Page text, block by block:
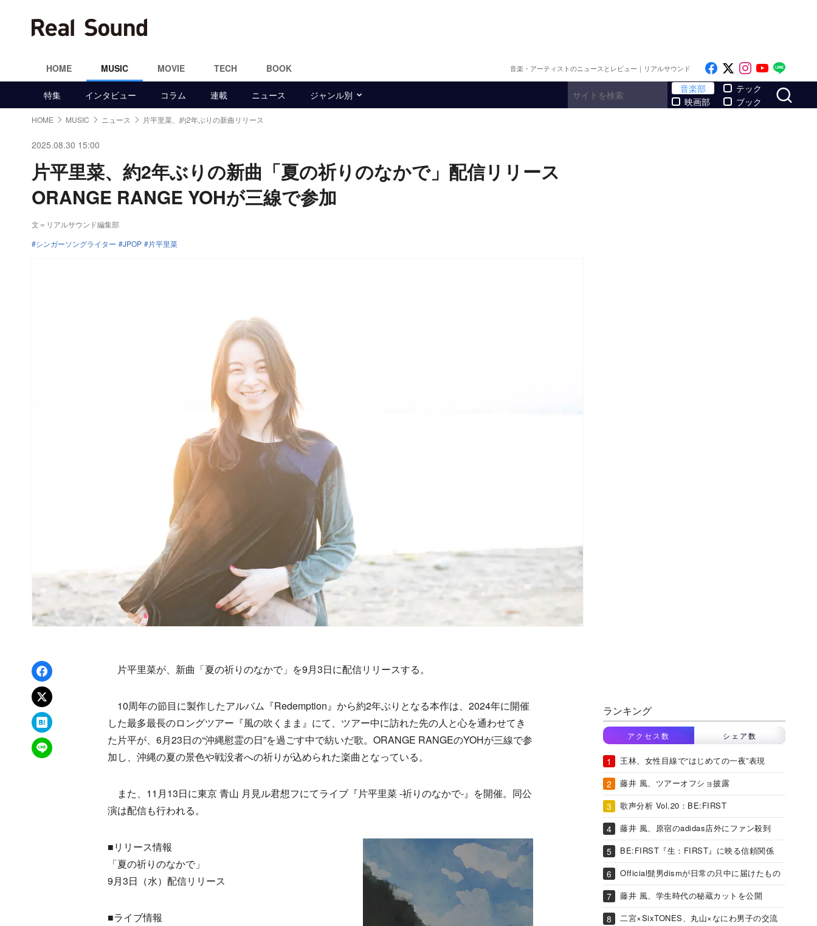
HOME MUSIC MOVIE TECH BOOK 音楽・アーティストのニュースとレビュー｜リアルサウンド Like on Facebook
Follow on x
Follow on
Follow
特集 インタビュー コラム 連載 ニュース ジャンル別
音楽部
映画部
テック
ブック
HOME MUSIC ニュース 片平里菜、約2年ぶりの新曲リリース
2025.08.30 15:00
片平里菜、約2年ぶりの新曲「夏の祈りのなかで」配信リリース
ORANGE RANGE YOHが三線で参加
文＝リアルサウンド編集部
シンガーソングライター
JPOP 片平里菜
Facebookでシェア
xでポスト
はてなブックマーク
LINEで送る
片平里菜が、新曲「夏の祈りのなかで」を9月3日に配信リリースする。
10周年の節目に製作したアルバム『Redemption』から約2年ぶりとなる本作は、2024年に開催
した最多最長のロングツアー『風の吹くまま』にて、ツアー中に訪れた先の人と心を通わせてき
た片平が、6月23日の“沖縄慰霊の日”を過ごす中で紡いだ歌。ORANGE RANGEのYOHが三線で参
加し、沖縄の夏の景色や戦没者への祈りが込められた楽曲となっている。
また、11月13日に東京 青山 月見ル君想フにてライブ『片平里菜 -祈りのなかで-』を開催。同公
演は配信も行われる。
■リリース情報
「夏の祈りのなかで」
9月3日（水）配信リリース
■ライブ情報
ランキング
アクセス数 シェア数
王林、女性目線で“はじめての一夜”表現
藤井 風、ツアーオフショ披露
歌声分析 Vol.20：BE:FIRST
藤井 風、原宿のadidas店外にファン殺到
BE:FIRST『生：FIRST』に映る信頼関係
Official髭男dismが日常の只中に届けたもの
藤井 風、学生時代の秘蔵カットを公開
二宮×SixTONES、丸山×なにわ男子の交流